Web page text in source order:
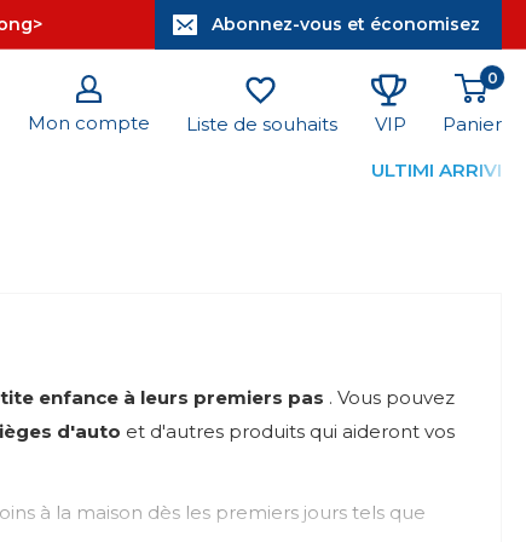
Abonnez-vous et économisez
Mon compte Liste de souhaits VIP
0
Panier
ULTIMI ARRIVI
enfance à leurs premiers pas . Vous pouvez
d'auto et d'autres produits qui aideront vos
à la maison dès les premiers jours tels que